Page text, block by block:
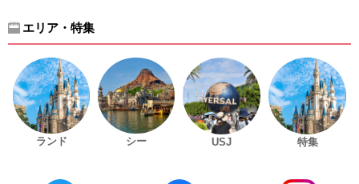
エリア・特集
ランド シー USJ 特集